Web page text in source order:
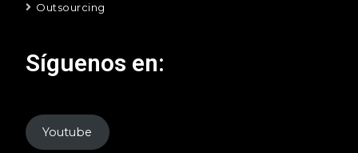
Outsourcing
Síguenos en:
Youtube